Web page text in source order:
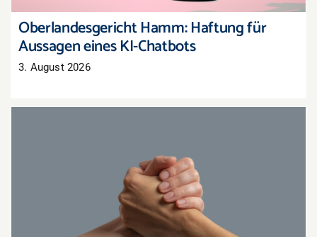
Oberlandesgericht Hamm: Haftung für
Aussagen eines KI-Chatbots
3. August 2026
Gemeinsam stärker: Aktionen mit
Nachbarhändlern organisieren